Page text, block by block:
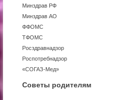
Минздрав РФ
Минздрав АО
ФФОМС
ТФОМС
Росздравнадзор
Роспотребнадзор
«СОГАЗ-Мед»
Советы родителям